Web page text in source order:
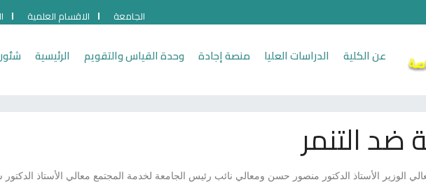
الجامعة الاقسام العلمية
عن الكلية الدراسات العليا منصة إجادة وحدة القياس والتقويم الرئيسية
ضد التنمر
الوزير الأستاذ الدكتور منصور حسن ومعالي نائب رئيس الجامعة لخدمة المجتمع معالي الأستاذ الدكتور